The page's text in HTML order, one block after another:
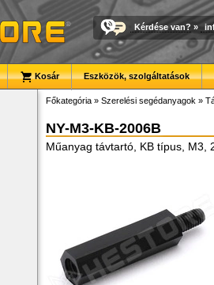
Kérdése van? »
Kosár Eszközök, szolgáltatások
Főkategória » Szerelési segédanyagok »
NY-M3-KB-2006B
Műanyag távtartó, KB típus, M3,